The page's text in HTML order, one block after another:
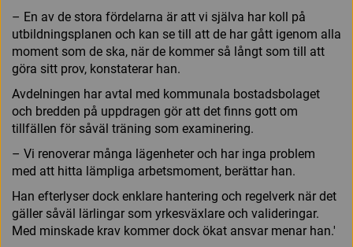
– En av de stora fördelarna är att vi själva har koll på
utbildningsplanen och kan se till att de har gått igenom alla
moment som de ska, när de kommer så långt som till att
göra sitt prov, konstaterar han.
Avdelningen har avtal med kommunala bostadsbolaget
och bredden på uppdragen gör att det finns gott om
tillfällen för såväl träning som examinering.
– Vi renoverar många lägenheter och har inga problem
med att hitta lämpliga arbetsmoment, berättar han.
Han efterlyser dock enklare hantering och regelverk när det
gäller såväl lärlingar som yrkesväxlare och valideringar.
Med minskade krav kommer dock ökat ansvar menar han.'